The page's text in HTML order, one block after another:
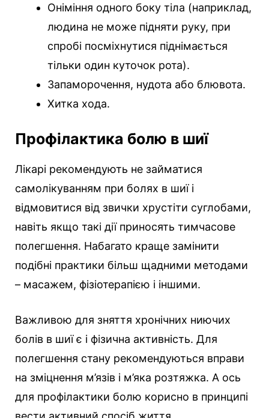
Оніміння одного боку тіла (наприклад,
людина не може підняти руку, при
спробі посміхнутися піднімається
тільки один куточок рота).
Запаморочення, нудота або блювота.
Хитка хода.
Профілактика болю в шиї
Лікарі рекомендують не займатися
самолікуванням при болях в шиї і
відмовитися від звички хрустіти суглобами,
навіть якщо такі дії приносять тимчасове
полегшення. Набагато краще замінити
подібні практики більш щадними методами
– масажем, фізіотерапією і іншими.
Важливою для зняття хронічних ниючих
болів в шиї є і фізична активність. Для
полегшення стану рекомендуються вправи
на зміцнення м’язів і м’яка розтяжка. А ось
для профілактики болю корисно в принципі